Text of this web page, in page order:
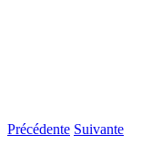
Précédente Suivante